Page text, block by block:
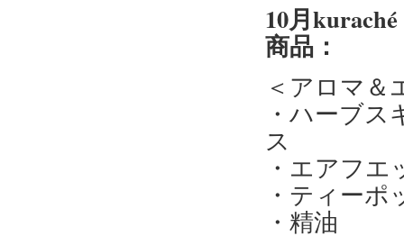
10月
商品：
＜アロマ＆
・ハーブ
ス
・エアフエ
・ティーポ
・精油